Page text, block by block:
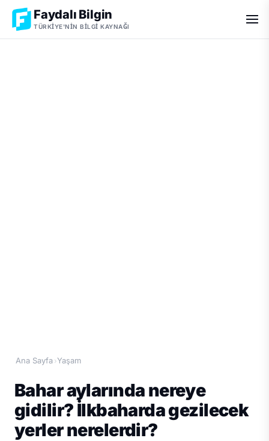
Faydalı Bilgin
TÜRKIYE'NIN BILGI KAYNAĞI
Ana Sayfa ›Yaşam
Bahar aylarında nereye
gidilir? İlkbaharda gezilecek
yerler nerelerdir?